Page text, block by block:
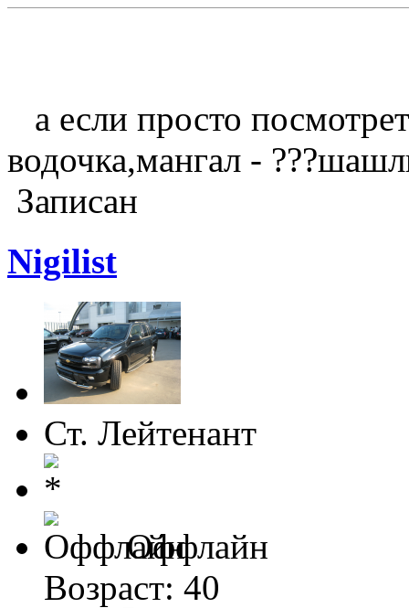
а если просто
водочка,мангал -
Записан
Nigilist
Ст. Лейтенант
Оффлайн
Возраст: 40